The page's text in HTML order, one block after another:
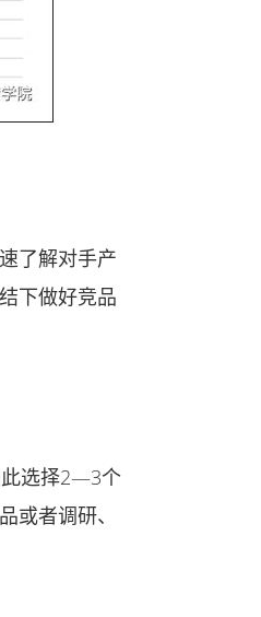
了解对手产
下做好竞品
选择2—3个
或者调研、